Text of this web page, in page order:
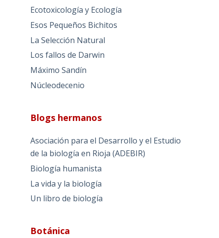
Ecotoxicología y Ecología
Esos Pequeños Bichitos
La Selección Natural
Los fallos de Darwin
Máximo Sandín
Núcleodecenio
Blogs hermanos
Asociación para el Desarrollo y el Estudio
de la biología en Rioja (ADEBIR)
Biología humanista
La vida y la biología
Un libro de biología
Botánica